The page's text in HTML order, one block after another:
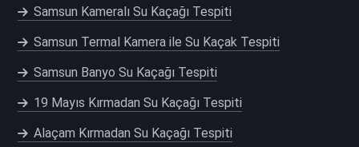
Samsun Kameralı Su Kaçağı Tespiti
Samsun Termal Kamera ile Su Kaçak Tespiti
Samsun Banyo Su Kaçağı Tespiti
19 Mayıs Kırmadan Su Kaçağı Tespiti
Alaçam Kırmadan Su Kaçağı Tespiti